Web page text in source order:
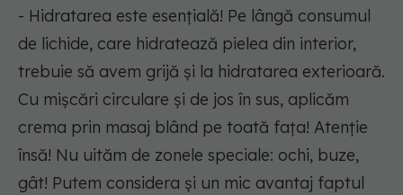
- Hidratarea este esențială! Pe lângă consumul
de lichide, care hidratează pielea din interior,
trebuie să avem grijă și la hidratarea exterioară.
Cu mișcări circulare și de jos în sus, aplicăm
crema prin masaj blând pe toată fața! Atenție
însă! Nu uităm de zonele speciale: ochi, buze,
gât! Putem considera și un mic avantaj faptul